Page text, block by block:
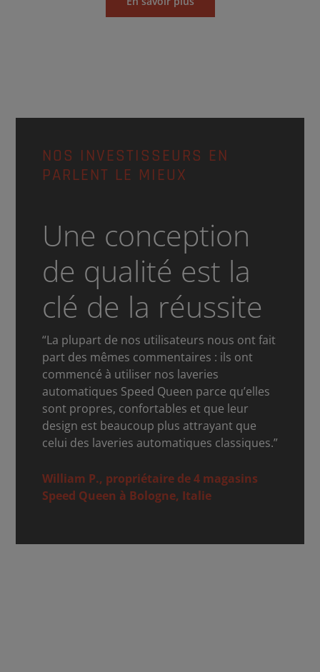
NOS INVESTISSEURS EN
PARLENT LE MIEUX
Une conception
de qualité est la
clé de la réussite
“La plupart de nos utilisateurs nous ont fait
part des mêmes commentaires : ils ont
commencé à utiliser nos laveries
automatiques Speed Queen parce qu’elles
sont propres, confortables et que leur
design est beaucoup plus attrayant que
celui des laveries automatiques classiques.”
William P., propriétaire de 4 magasins
Speed Queen à Bologne, Italie